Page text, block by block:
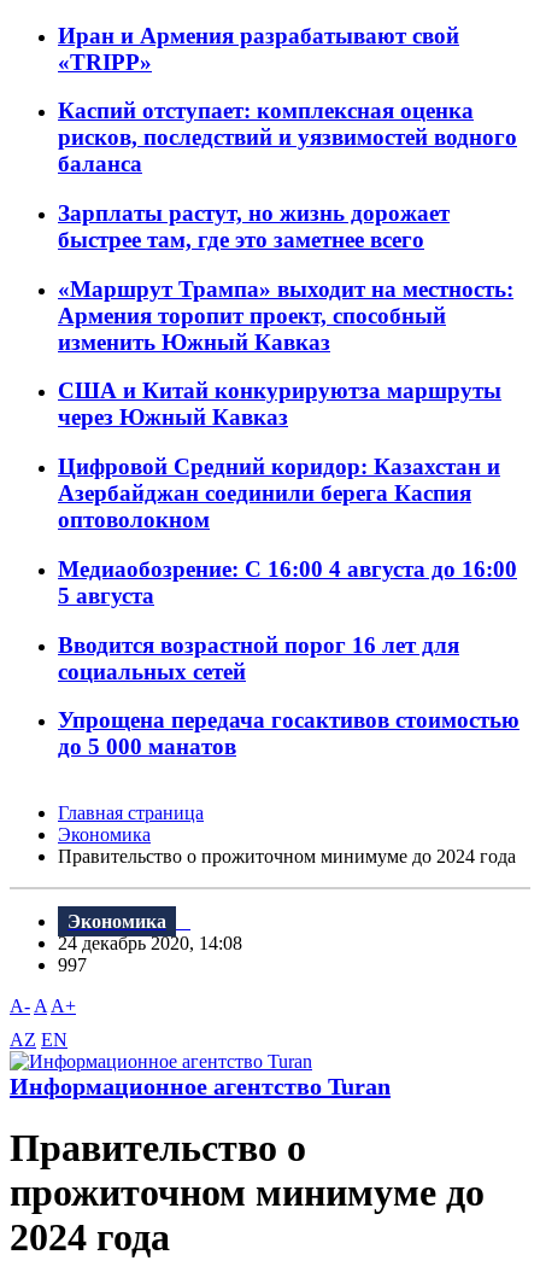
Иран и Армения разрабатывают свой
«TRIPP»
Каспий отступает: комплексная оценка
рисков, последствий и уязвимостей водного
баланса
Зарплаты растут, но жизнь дорожает
быстрее там, где это заметнее всего
«Маршрут Трампа» выходит на местность:
Армения торопит проект, способный
изменить Южный Кавказ
США и Китай конкурируютза маршруты
через Южный Кавказ
Цифровой Средний коридор: Казахстан и
Азербайджан соединили берега Каспия
оптоволокном
Медиаобозрение: С 16:00 4 августа до 16:00
5 августа
Вводится возрастной порог 16 лет для
социальных сетей
Упрощена передача госактивов стоимостью
до 5 000 манатов
Главная страница
Экономика
Правительство о прожиточном минимуме до 2024 года
Экономика
24 декабрь 2020, 14:08
997
A- A A+
AZ EN
Информационное агентство Turan
Правительство о
прожиточном минимуме до
2024 года